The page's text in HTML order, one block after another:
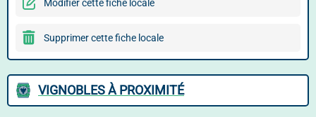
Modifier cette fiche locale
Supprimer cette fiche locale
VIGNOBLES À PROXIMITÉ